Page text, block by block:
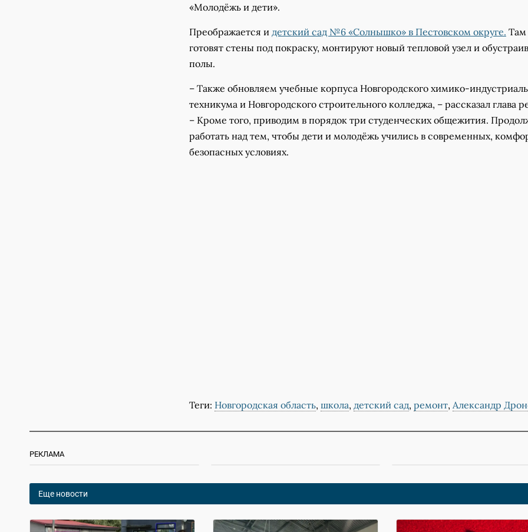
«Молодёжь и дети».
Преображается и детский сад №6 «Солнышко» в Пестовском округе. Там
готовят стены под покраску, монтируют новый тепловой узел и
полы.
– Также обновляем учебные корпуса Новгородского химико-
техникума и Новгородского строительного колледжа, – рассказал глава
– Кроме того, приводим в порядок три студенческих общежития.
работать над тем, чтобы дети и молодёжь учились в современных,
безопасных условиях.
Теги: Новгородская область, школа, детский сад, ремонт, Александр
РЕКЛАМА
Еще новости